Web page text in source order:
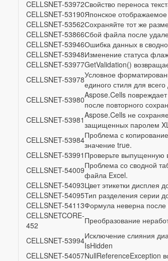
CELLSNET-53972Свойство переноса
CELLSNET-53190Японское
CELLSNET-53562Сохраняйте тот же
CELLSNET-53866Сбой файла после
CELLSNET-53946Ошибка данных в
CELLSNET-53948Изменение статуса
CELLSNET-53977GetValidation()
CELLSNET-53978Условное
единого стиля для
CELLSNET-53980Aspose.Cells
после повторного
CELLSNET-53981Aspose.Cells не
защищенных паролем
CELLSNET-53984Проблема с
значение true.
CELLSNET-53991 Проверьте выпущенную
CELLSNET-54009Проблема со сводной
файла Excel.
CELLSNET-54093Цвет этикетки дисплея
CELLSNET-54095Тип разделения серии
CELLSNET-54113Формула неверна после
CELLSNETCORE-
452
Преобразование
CELLSNET-53994Исключение слияния
IsHidden
CELLSNET-54057NullReferenceException